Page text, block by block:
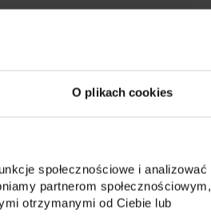
O plikach cookies
społecznościowe i analizować
partnerom społecznościowym,
otrzymanymi od Ciebie lub